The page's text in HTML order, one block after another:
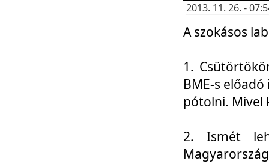
2013. 11. 26. -
A szokásos
1.
BME-s
pótolni. Mivel
2. Ismét